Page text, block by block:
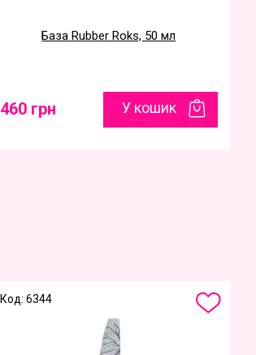
База Rubber Roks, 50 мл
460 грн У кошик
Код: 6344